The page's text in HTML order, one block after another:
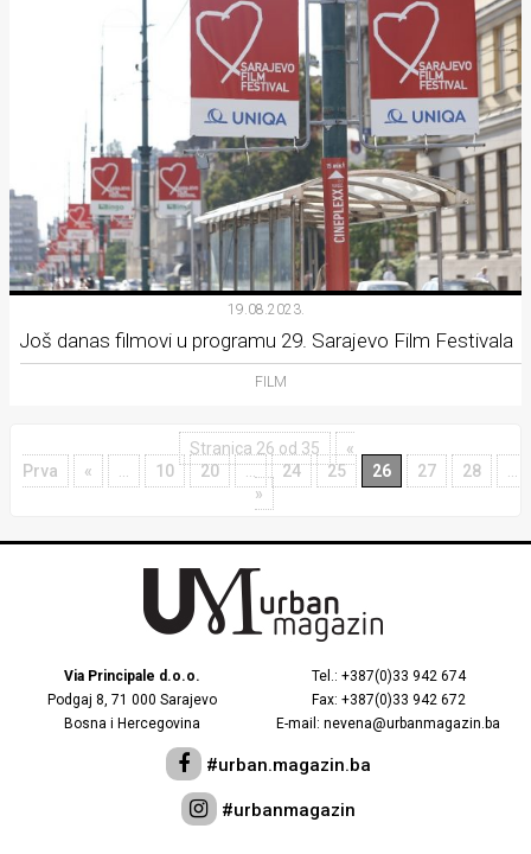
19.08.2023.
Još danas filmovi u programu 29. Sarajevo Film Festivala
FILM
Stranica 26 od 35
«
Prva
« 10 20 ... 24 25 26 27 28
»
Via Principale d.o.o.
Podgaj 8, 71 000 Sarajevo
Bosna i Hercegovina
Tel.: +387(0)33 942 674
Fax: +387(0)33 942 672
E-mail: nevena@urbanmagazin.ba
#urban.magazin.ba
#urbanmagazin